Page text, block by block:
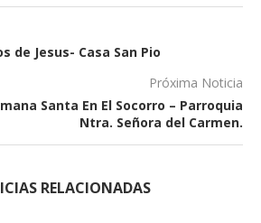
de Jesus- Casa San Pio
Próxima Noticia
Santa En El Socorro – Parroquia
Ntra. Señora del Carmen.
RELACIONADAS